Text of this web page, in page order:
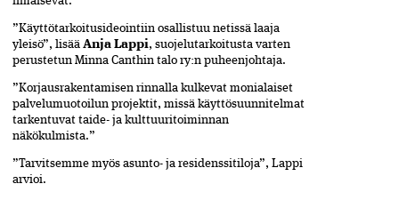
”Käyttötarkoitusideointiin osallistuu netissä laaja
yleisö”, lisää Anja Lappi, suojelutarkoitusta varten
perustetun Minna Canthin talo ry:n puheenjohtaja.
”Korjausrakentamisen rinnalla kulkevat monialaiset
palvelumuotoilun projektit, missä käyttösuunnitelmat
tarkentuvat taide- ja kulttuuritoiminnan
näkökulmista.”
”Tarvitsemme myös asunto- ja residenssitiloja”, Lappi
arvioi.